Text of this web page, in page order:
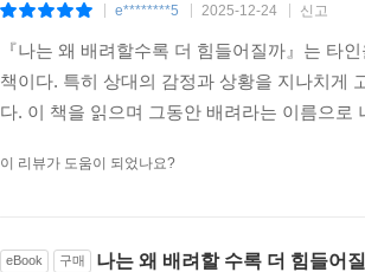
e********5 2025-12-24 신고
『나는 왜 배려할수록 더 힘들어질까』는 타
책이다. 특히 상대의 감정과 상황을 지나치게
다. 이 책을 읽으며 그동안 배려라는 이름으
이 리뷰가 도움이 되었나요?
eBook 구매 나는 왜 배려할 수록 더 힘들어